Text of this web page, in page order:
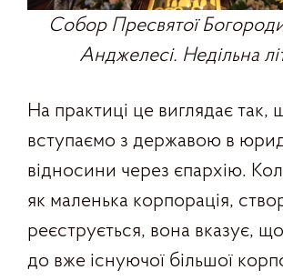
Собор Пресвятої
Анджелесі. Недільна
На практиці це виглядає так,
вступаємо з державою в
відносини через єпархію.
як маленька корпорація,
реєструється, вона вказує,
до вже існуючої більшої